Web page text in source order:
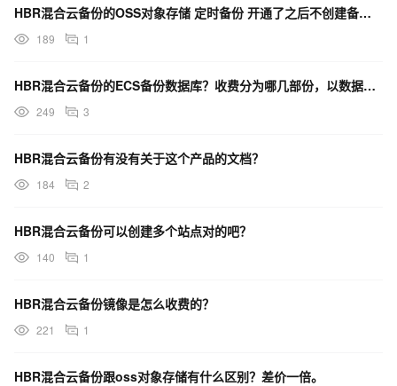
HBR混合云备份的OSS对象存储 定时备份 开通了之后不创建备份计划，就不会产生计费对吗？
189 1
HBR混合云备份的ECS备份数据库？收费分为哪几部份，以数据库1T为例。麻烦说明一下。
249 3
HBR混合云备份有没有关于这个产品的文档？
184 2
HBR混合云备份可以创建多个站点对的吧？
140 1
HBR混合云备份镜像是怎么收费的？
221 1
HBR混合云备份跟oss对象存储有什么区别？差价一倍。